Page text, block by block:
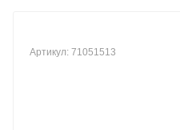
Артикул: 71051513